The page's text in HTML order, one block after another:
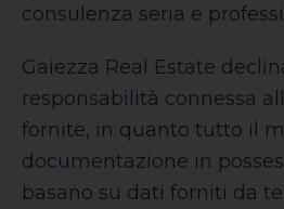
consulenza seria e
Gaiezza Real Estate
responsabilità connessa
fornite, in quanto tutto il
documentazione in
basano su dati forniti da